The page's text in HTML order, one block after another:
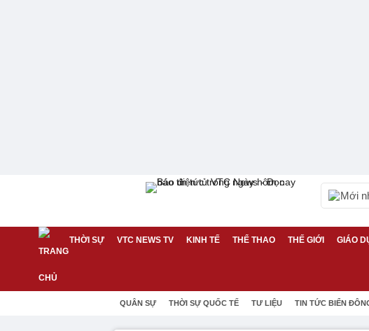
Mới
THỜI SỰ VTC NEWS TV KINH TẾ THỂ THAO THẾ GIỚI GIÁO
QUÂN SỰ THỜI SỰ QUỐC TẾ TƯ LIỆU TIN TỨC BIỂN